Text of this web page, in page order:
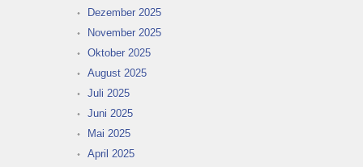
Dezember 2025
November 2025
Oktober 2025
August 2025
Juli 2025
Juni 2025
Mai 2025
April 2025